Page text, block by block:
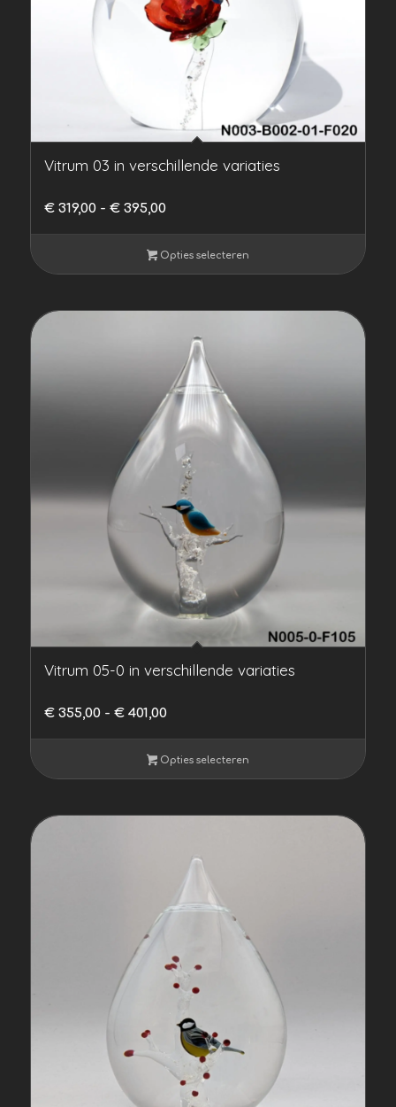
Vitrum 03 in verschillende variaties
€319,00 - €395,00Prijsklasse:
tot
Opties selecteren
Vitrum 05-0 in verschillende variaties
€355,00 - €401,00Prijsklasse:
tot
Opties selecteren